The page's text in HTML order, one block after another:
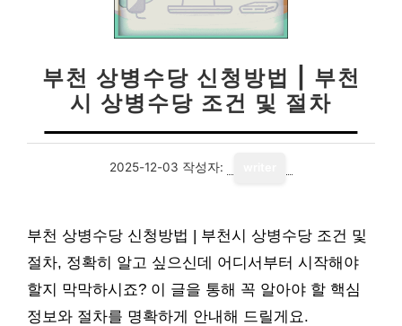
부천 상병수당 신청방법 | 부천
시 상병수당 조건 및 절차
2025-12-03 작성자:
부천 상병수당 신청방법 | 부천시 상병수당 조건 및
절차, 정확히 알고 싶으신데 어디서부터 시작해야
할지 막막하시죠? 이 글을 통해 꼭 알아야 할 핵심
정보와 절차를 명확하게 안내해 드릴게요.